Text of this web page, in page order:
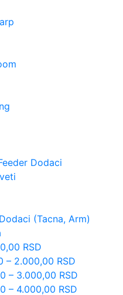
Dodaci
(Tacna, Arm)
RSD
– 2.000,00 RSD
– 3.000,00 RSD
– 4.000,00 RSD